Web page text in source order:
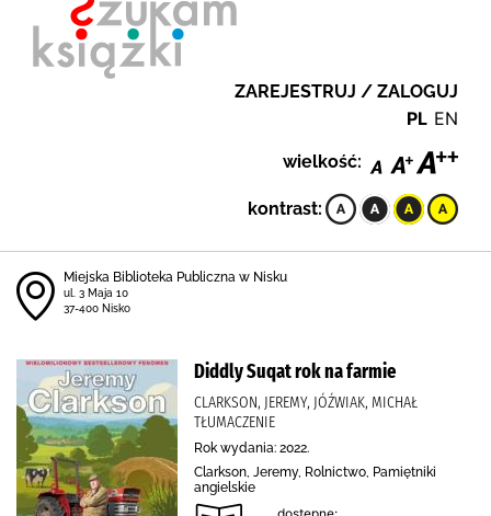
ZAREJESTRUJ / ZALOGUJ
PL EN
wielkość:
kontrast:
Miejska Biblioteka Publiczna w Nisku
ul. 3 Maja 10
37-400 Nisko
Diddly Suqat rok na farmie
CLARKSON, JEREMY, JÓŹWIAK, MICHAŁ
TŁUMACZENIE
Rok wydania: 2022.
Clarkson, Jeremy, Rolnictwo, Pamiętniki
angielskie